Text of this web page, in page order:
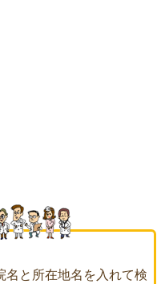
と所在地名を入れて検